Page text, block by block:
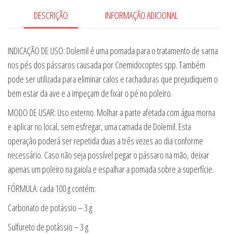
DESCRIÇÃO INFORMAÇÃO ADICIONAL
INDICAÇÃO DE USO: Dolemil é uma pomada para o tratamento de sarna
nos pés dos pássaros causada por Cnemidocoptes spp. Também
pode ser utilizada para eliminar calos e rachaduras que prejudiquem o
bem estar da ave e a impeçam de fixar o pé no poleiro.
MODO DE USAR: Uso externo. Molhar a parte afetada com água morna
e aplicar no local, sem esfregar, uma camada de Dolemil. Esta
operação poderá ser repetida duas a três vezes ao dia conforme
necessário. Caso não seja possível pegar o pássaro na mão, deixar
apenas um poleiro na gaiola e espalhar a pomada sobre a superfície.
FÓRMULA: cada 100 g contém:
Carbonato de potássio – 3 g
Sulfureto de potássio – 3 g